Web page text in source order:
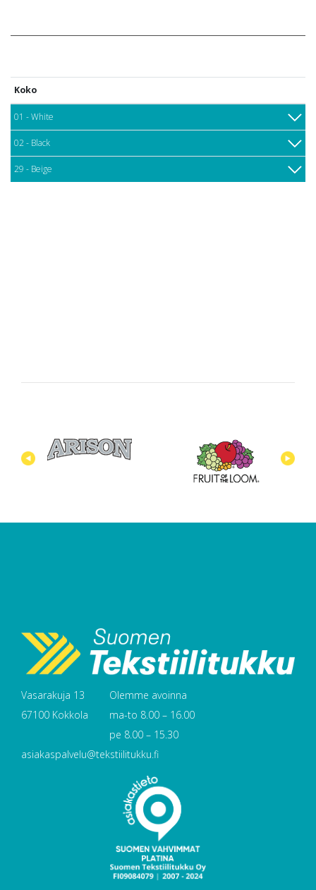
Koko
01 - White
02 - Black
29 - Beige
Vasarakuja 13
67100 Kokkola
Olemme avoinna
ma-to 8.00 – 16.00
pe 8.00 – 15.30
asiakaspalvelu@tekstiilitukku.fi